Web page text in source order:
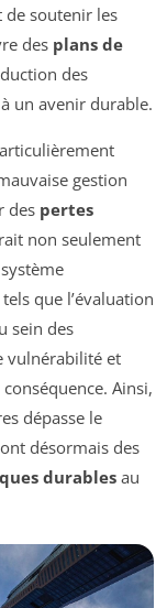
de soutenir les
des plans de
des
un avenir durable.
gestion
des pertes
non seulement
que l’évaluation
sein des
vulnérabilité et
Ainsi,
dépasse le
désormais des
durables au